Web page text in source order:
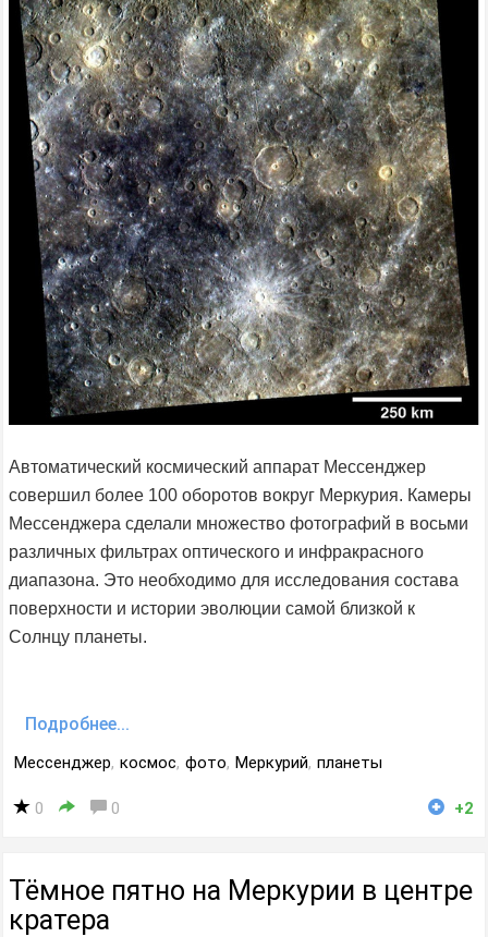
Автоматический космический аппарат Мессенджер
совершил более 100 оборотов вокруг Меркурия. Камеры
Мессенджера сделали множество фотографий в восьми
различных фильтрах оптического и инфракрасного
диапазона. Это необходимо для исследования состава
поверхности и истории эволюции самой близкой к
Солнцу планеты.
Подробнее...
Мессенджер, космос, фото, Меркурий, планеты
0 0 +2
Тёмное пятно на Меркурии в центре
кратера